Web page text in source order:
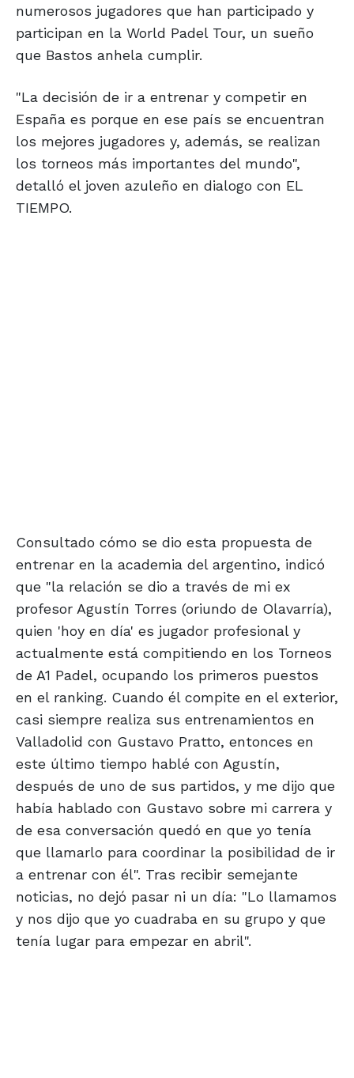
numerosos jugadores que han participado y
participan en la World Padel Tour, un sueño
que Bastos anhela cumplir.
"La decisión de ir a entrenar y competir en
España es porque en ese país se encuentran
los mejores jugadores y, además, se realizan
los torneos más importantes del mundo",
detalló el joven azuleño en dialogo con EL
TIEMPO.
Consultado cómo se dio esta propuesta de
entrenar en la academia del argentino, indicó
que "la relación se dio a través de mi ex
profesor Agustín Torres (oriundo de Olavarría),
quien 'hoy en día' es jugador profesional y
actualmente está compitiendo en los Torneos
de A1 Padel, ocupando los primeros puestos
en el ranking. Cuando él compite en el exterior,
casi siempre realiza sus entrenamientos en
Valladolid con Gustavo Pratto, entonces en
este último tiempo hablé con Agustín,
después de uno de sus partidos, y me dijo que
había hablado con Gustavo sobre mi carrera y
de esa conversación quedó en que yo tenía
que llamarlo para coordinar la posibilidad de ir
a entrenar con él". Tras recibir semejante
noticias, no dejó pasar ni un día: "Lo llamamos
y nos dijo que yo cuadraba en su grupo y que
tenía lugar para empezar en abril".